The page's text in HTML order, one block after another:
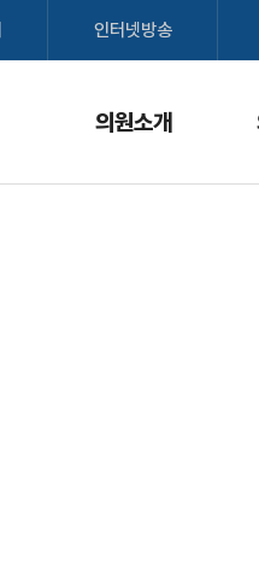
인터넷방송
의원소개